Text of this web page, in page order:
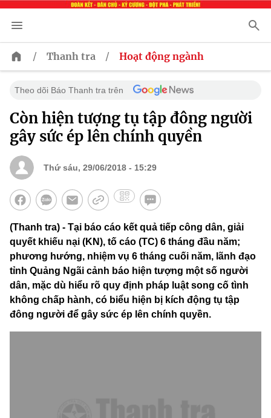
/ Thanh tra / Hoạt động ngành
Theo dõi Báo Thanh tra trên
Còn hiện tượng tụ tập đông người
gây sức ép lên chính quyền
Thứ sáu, 29/06/2018 - 15:29
(Thanh tra) - Tại báo cáo kết quả tiếp công dân, giải
quyết khiếu nại (KN), tố cáo (TC) 6 tháng đầu năm;
phương hướng, nhiệm vụ 6 tháng cuối năm, lãnh đạo
tỉnh Quảng Ngãi cảnh báo hiện tượng một số người
dân, mặc dù hiểu rõ quy định pháp luật song cố tình
không chấp hành, có biểu hiện bị kích động tụ tập
đông người để gây sức ép lên chính quyền.